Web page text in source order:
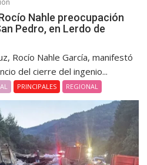
Nahle preocupación
Pedro, en Lerdo de
Rocío Nahle García, manifestó
del cierre del ingenio...
PRINCIPALES REGIONAL